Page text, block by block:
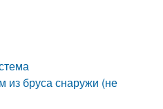
из бруса снаружи (не